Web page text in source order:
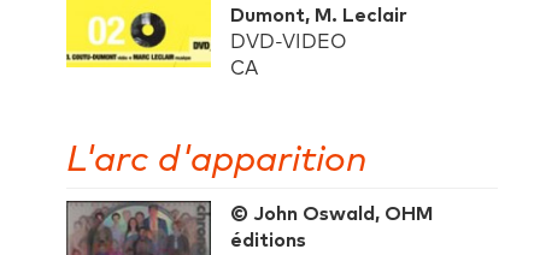
Dumont, M. Leclair
DVD-VIDEO
CA
L'arc d'apparition
© John Oswald, OHM
éditions